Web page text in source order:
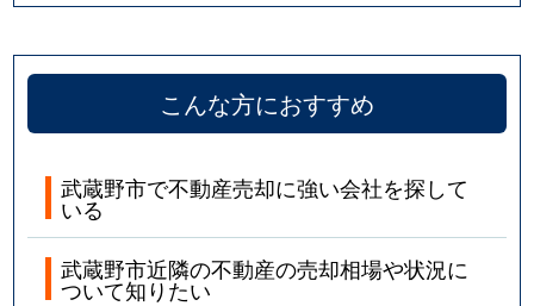
こんな方におすすめ
武蔵野市で不動産売却に強い会社を探して
いる
武蔵野市近隣の不動産の売却相場や状況に
ついて知りたい